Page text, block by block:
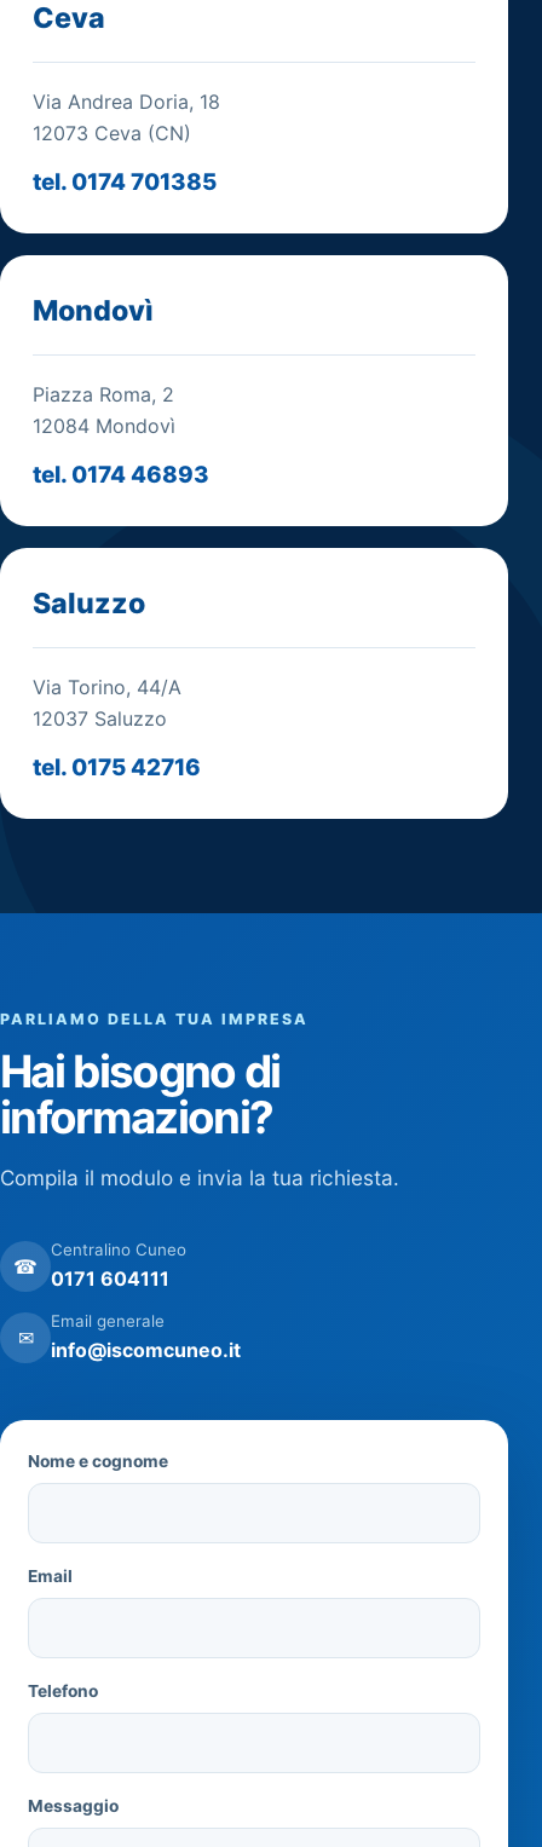
Ceva
Via Andrea Doria, 18
12073 Ceva (CN)
tel. 0174 701385
Mondovì
Piazza Roma, 2
12084 Mondovì
tel. 0174 46893
Saluzzo
Via Torino, 44/A
12037 Saluzzo
tel. 0175 42716
PARLIAMO DELLA TUA IMPRESA
Hai bisogno di
informazioni?
Compila il modulo e invia la tua richiesta.
☎
Centralino Cuneo
0171 604111
✉
Email generale
info@iscomcuneo.it
Nome e cognome
Email
Telefono
Messaggio